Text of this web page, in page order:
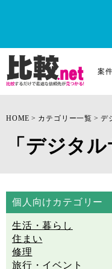
案
HOME カテゴリー一覧 デ
「デジタ
個人向けカテゴリー
生活・暮らし
住まい
修理
旅行・イベント